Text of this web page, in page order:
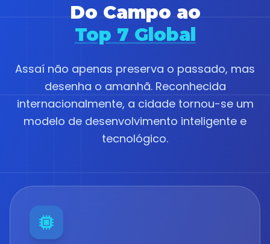
Do Campo ao
Top 7 Global
Assaí não apenas preserva o passado, mas
desenha o amanhã. Reconhecida
internacionalmente, a cidade tornou-se um
modelo de desenvolvimento inteligente e
tecnológico.